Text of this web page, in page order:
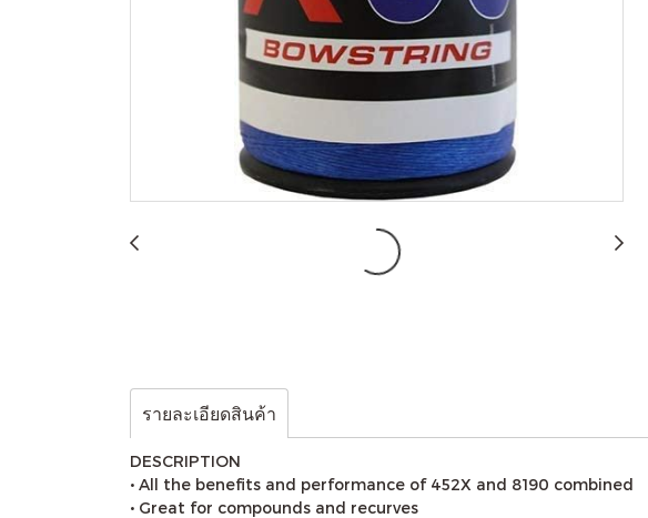
รายละเอียดสินค้า
DESCRIPTION
• All the benefits and performance of 452X and 8190 combined
• Great for compounds and recurves